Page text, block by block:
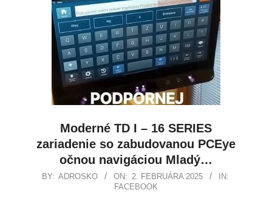
Moderné TD I – 16 SERIES
zariadenie so zabudovanou PCEye
očnou navigáciou Mladý…
BY: ADROSKO ON: 2. FEBRUÁRA 2025
IN:
FACEBOOK